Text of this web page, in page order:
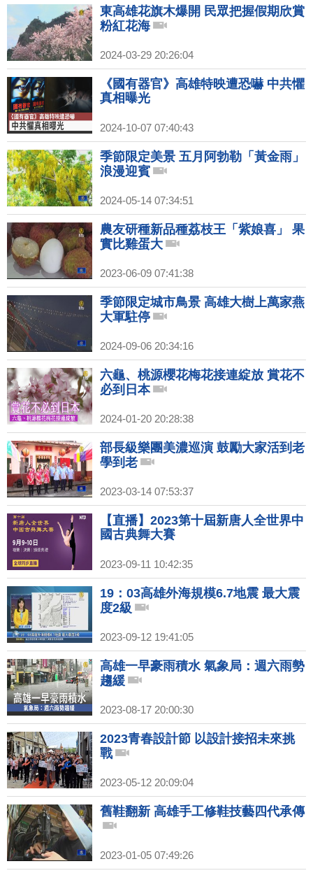
東高雄花旗木爆開 民眾把握假期欣賞
粉紅花海
2024-03-29 20:26:04
《國有器官》高雄特映遭恐嚇 中共懼
真相曝光
2024-10-07 07:40:43
季節限定美景 五月阿勃勒「黃金雨」
浪漫迎賓
2024-05-14 07:34:51
農友研種新品種荔枝王「紫娘喜」 果
實比雞蛋大
2023-06-09 07:41:38
季節限定城市鳥景 高雄大樹上萬家燕
大軍駐停
2024-09-06 20:34:16
六龜、桃源櫻花梅花接連綻放 賞花不
必到日本
2024-01-20 20:28:38
部長級樂團美濃巡演 鼓勵大家活到老
學到老
2023-03-14 07:53:37
【直播】2023第十屆新唐人全世界中
國古典舞大賽
2023-09-11 10:42:35
19：03高雄外海規模6.7地震 最大震
度2級
2023-09-12 19:41:05
高雄一早豪雨積水 氣象局：週六雨勢
趨緩
2023-08-17 20:00:30
2023青春設計節 以設計接招未來挑
戰
2023-05-12 20:09:04
舊鞋翻新 高雄手工修鞋技藝四代承傳
2023-01-05 07:49:26